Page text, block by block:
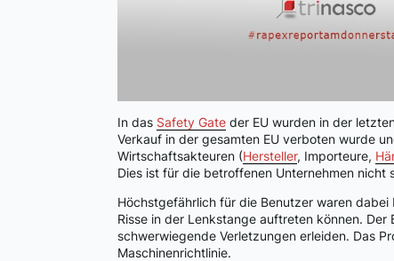
In das Safety Gate der EU wurden in der
Verkauf in der gesamten EU verboten wurde
Wirtschaftsakteuren (Hersteller, Importeure,
Dies ist für die betroffenen Unternehmen nicht
Höchstgefährlich für die Benutzer waren
Risse in der Lenkstange auftreten können.
schwerwiegende Verletzungen erleiden. Das
Maschinenrichtlinie.